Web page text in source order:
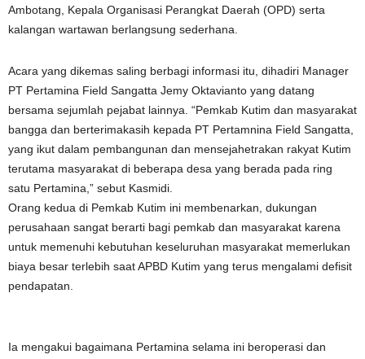
Ambotang, Kepala Organisasi Perangkat Daerah (OPD) serta
kalangan wartawan berlangsung sederhana.
Acara yang dikemas saling berbagi informasi itu, dihadiri Manager
PT Pertamina Field Sangatta Jemy Oktavianto yang datang
bersama sejumlah pejabat lainnya. “Pemkab Kutim dan masyarakat
bangga dan berterimakasih kepada PT Pertamnina Field Sangatta,
yang ikut dalam pembangunan dan mensejahetrakan rakyat Kutim
terutama masyarakat di beberapa desa yang berada pada ring
satu Pertamina,” sebut Kasmidi.
Orang kedua di Pemkab Kutim ini membenarkan, dukungan
perusahaan sangat berarti bagi pemkab dan masyarakat karena
untuk memenuhi kebutuhan keseluruhan masyarakat memerlukan
biaya besar terlebih saat APBD Kutim yang terus mengalami defisit
pendapatan.
Ia mengakui bagaimana Pertamina selama ini beroperasi dan